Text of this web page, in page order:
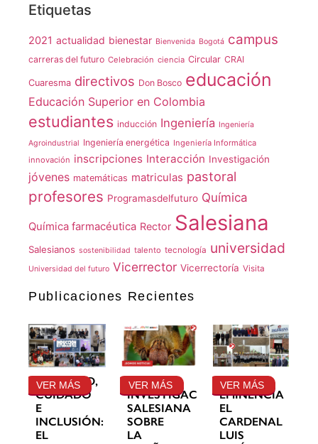
Etiquetas
2021 actualidad bienestar Bienvenida Bogotá campus
carreras del futuro Celebración ciencia Circular CRAI
Cuaresma directivos Don Bosco educación
Educación Superior en Colombia
estudiantes inducción Ingeniería Ingeniería
Agroindustrial Ingeniería energética Ingeniería Informática
innovación inscripciones Interacción Investigación
jóvenes matemáticas matriculas pastoral
profesores Programasdelfuturo Química
Química farmacéutica Rector Salesiana
Salesianos sostenibilidad talento tecnología universidad
Universidad del futuro Vicerrector Vicerrectoría Visita
Publicaciones Recientes
GRATITUD,
CUIDADO
E
INCLUSIÓN:
EL
VER MÁS
LA
INVESTIGACIÓN
SALESIANA
SOBRE
LA
VER MÁS
SU
EMINENCIA
EL
CARDENAL
LUIS
VER MÁS